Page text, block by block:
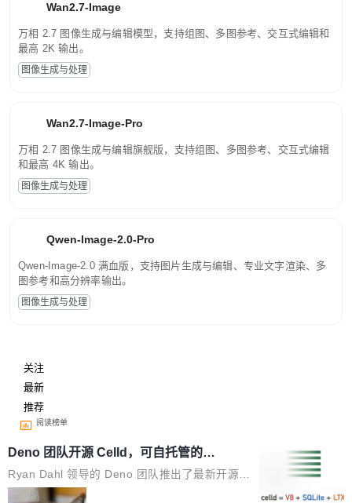
Wan2.7-Image
万相 2.7 图像生成与编辑模型，支持组图、多图参考、交互式编辑和
最高 2K 输出。
图像生成与处理
Wan2.7-Image-Pro
万相 2.7 图像生成与编辑旗舰版，支持组图、多图参考、交互式编辑
和最高 4K 输出。
图像生成与处理
Qwen-Image-2.0-Pro
Qwen-Image-2.0 满血版，支持图片生成与编辑、专业文字渲染、多
图参考和高分辨率输出。
图像生成与处理
关注
最新
推荐
阅读榜单
Deno 团队开源 Celld，可自托管的分
布式 Durable Objects
Ryan Dahl 领导的 Deno 团队推出了最新开源项
目 Celld，一个能在自己机器上运行 Cloudflare
局